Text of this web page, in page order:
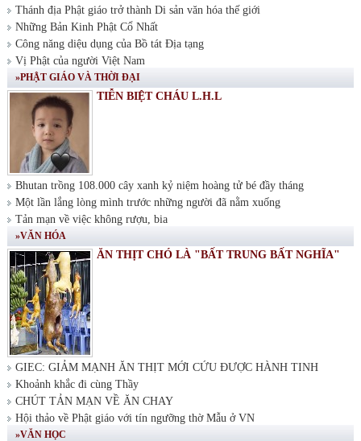
Thánh địa Phật giáo trở thành Di sản văn hóa thế giới
Những Bản Kinh Phật Cổ Nhất
Công năng diệu dụng của Bồ tát Địa tạng
Vị Phật của người Việt Nam
»PHẬT GIÁO VÀ THỜI ĐẠI
TIỄN BIỆT CHÁU L.H.L
Bhutan trồng 108.000 cây xanh kỷ niệm hoàng tử bé đầy tháng
Một lần lắng lòng mình trước những người đã nằm xuống
Tản mạn về việc không rượu, bia
»VĂN HÓA
ĂN THỊT CHÓ LÀ "BẤT TRUNG BẤT NGHĨA"
GIEC: GIẢM MẠNH ĂN THỊT MỚI CỨU ĐƯỢC HÀNH TINH
Khoảnh khắc đi cùng Thầy
CHÚT TẢN MẠN VỀ ĂN CHAY
Hội thảo về Phật giáo với tín ngưỡng thờ Mẫu ở VN
»VĂN HỌC